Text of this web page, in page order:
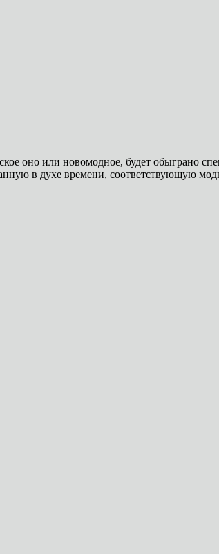
оно или новомодное, будет обыграно
в духе времени, соответствующую